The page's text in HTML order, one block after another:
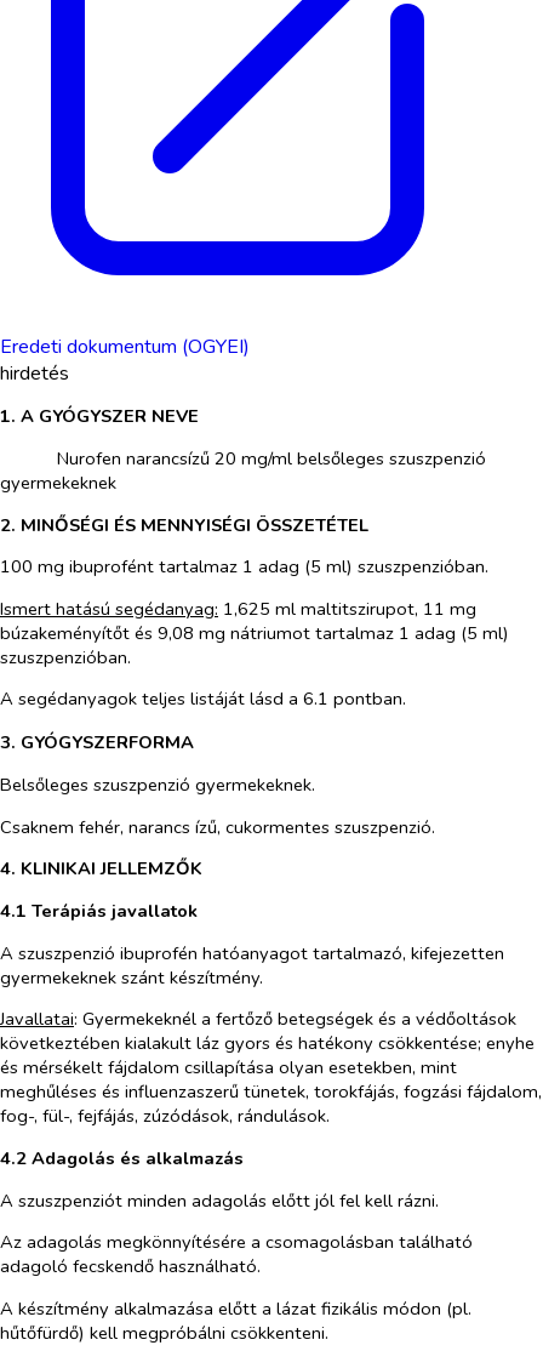
Eredeti dokumentum (OGYEI)
hirdetés
1. A GYÓGYSZER NEVE
Nurofen narancsízű 20 mg/ml belsőleges szuszpenzió
gyermekeknek
2. MINŐSÉGI ÉS MENNYISÉGI ÖSSZETÉTEL
100 mg ibuprofént tartalmaz 1 adag (5 ml) szuszpenzióban.
Ismert hatású segédanyag: 1,625 ml maltitszirupot, 11 mg
búzakeményítőt és 9,08 mg nátriumot tartalmaz 1 adag (5 ml)
szuszpenzióban.
A segédanyagok teljes listáját lásd a 6.1 pontban.
3. GYÓGYSZERFORMA
Belsőleges szuszpenzió gyermekeknek.
Csaknem fehér, narancs ízű, cukormentes szuszpenzió.
4. KLINIKAI JELLEMZŐK
4.1 Terápiás javallatok
A szuszpenzió ibuprofén hatóanyagot tartalmazó, kifejezetten
gyermekeknek szánt készítmény.
Javallatai: Gyermekeknél a fertőző betegségek és a védőoltások
következtében kialakult láz gyors és hatékony csökkentése; enyhe
és mérsékelt fájdalom csillapítása olyan esetekben, mint
meghűléses és influenzaszerű tünetek, torokfájás, fogzási fájdalom,
fog-, fül-, fejfájás, zúzódások, rándulások.
4.2 Adagolás és alkalmazás
A szuszpenziót minden adagolás előtt jól fel kell rázni.
Az adagolás megkönnyítésére a csomagolásban található
adagoló fecskendő használható.
A készítmény alkalmazása előtt a lázat fizikális módon (pl.
hűtőfürdő) kell megpróbálni csökkenteni.